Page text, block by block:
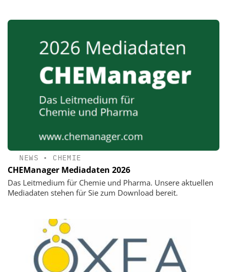
NEWS • CHEMIE
CHEManager Mediadaten 2026
Das Leitmedium für Chemie und Pharma. Unsere aktuellen
Mediadaten stehen für Sie zum Download bereit.